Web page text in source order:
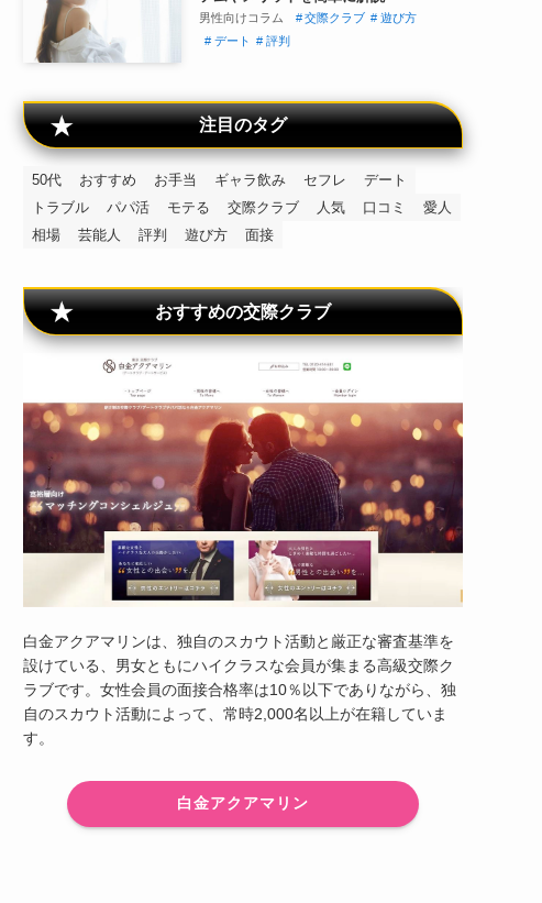
男性向けコラム 交際クラブ
遊び方
デート
評判
注目のタグ
50代 おすすめ お手当 ギャラ飲み セフレ
デート
トラブル
パパ活 モテる 交際クラブ 人気 口コミ
愛人
相場
芸能人 評判 遊び方 面接
おすすめの交際クラブ
白金アクアマリンは、独自のスカウト活動と厳正な審査基準を
設けている、男女ともにハイクラスな会員が集まる高級交際ク
ラブです。女性会員の面接合格率は10％以下でありながら、独
自のスカウト活動によって、常時2,000名以上が在籍していま
す。
白金アクアマリン